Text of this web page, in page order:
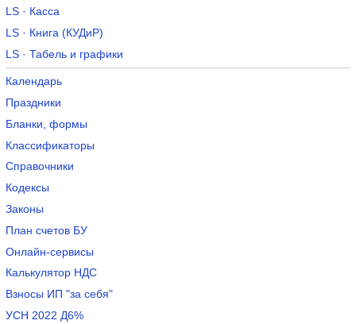
LS · Касса
LS · Книга (КУДиР)
LS · Табель и графики
Календарь
Праздники
Бланки, формы
Классификаторы
Справочники
Кодексы
Законы
План счетов БУ
Онлайн-сервисы
Калькулятор НДС
Взносы ИП "за себя"
УСН 2022 Д6%